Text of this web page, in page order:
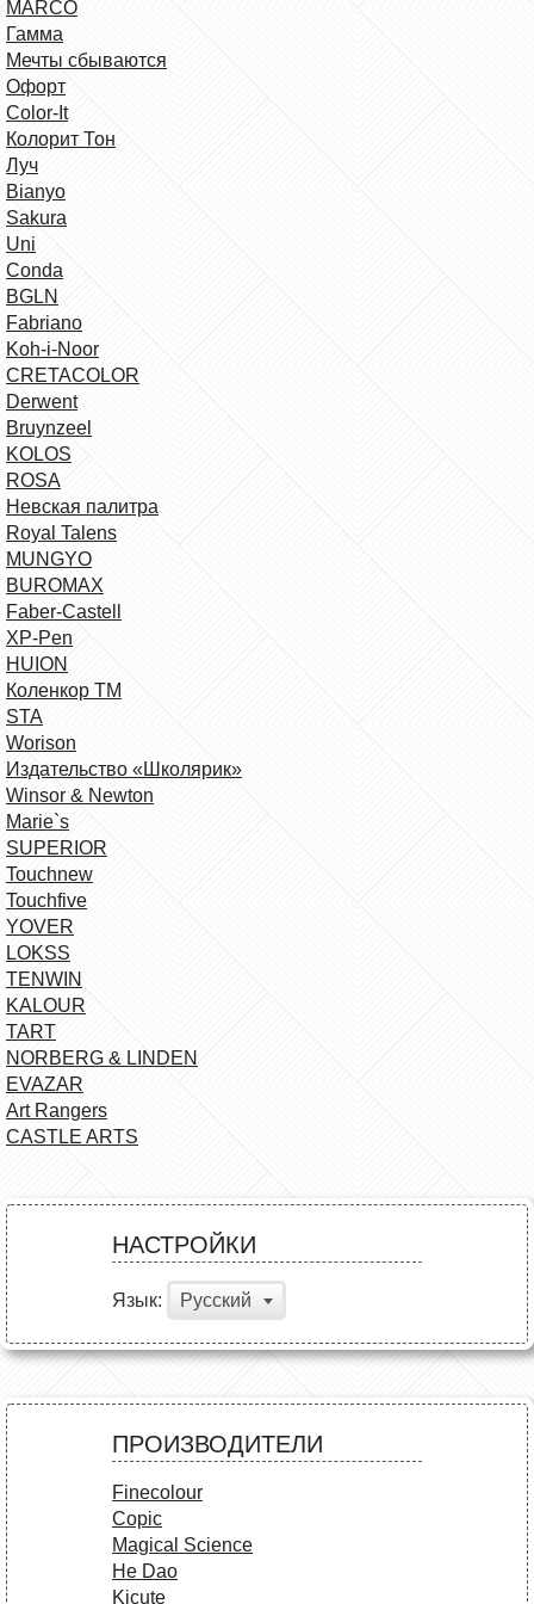
MARCO
Гамма
Мечты сбываются
Офорт
Сolor-It
Колорит Тон
Луч
Bianyo
Sakura
Uni
Conda
BGLN
Fabriano
Koh-i-Noor
CRETACOLOR
Derwent
Bruynzeel
KOLOS
ROSA
Невская палитра
Royal Talens
MUNGYO
BUROMAX
Faber-Castell
XP-Pen
HUION
Коленкор ТМ
STA
Worison
Издательство «Школярик»
Winsor & Newton
Marie`s
SUPERIOR
Touchnew
Touchfive
YOVER
LOKSS
TENWIN
KALOUR
TART
NORBERG & LINDEN
EVAZAR
Art Rangers
CASTLE ARTS
НАСТРОЙКИ
Язык: Русский
ПРОИЗВОДИТЕЛИ
Finecolour
Copic
Magical Science
He Dao
Kicute